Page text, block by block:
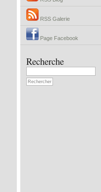
RSS Galerie
Page Facebook
Recherche